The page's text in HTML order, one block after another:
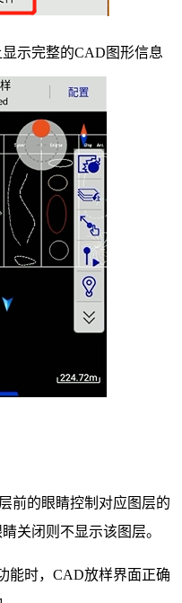
示完整的CAD图形信息
前的眼睛控制对应图层的
关闭则不显示该图层。
能时，CAD放样界面正确